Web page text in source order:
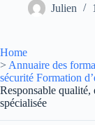
Julien
Home
> Annuaire des
sécurité Formation
Responsable
spécialisée